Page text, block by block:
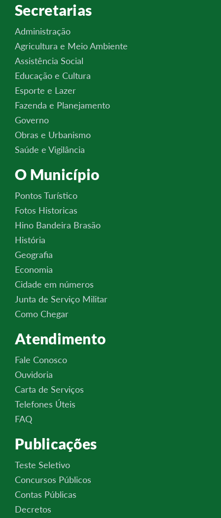
Secretarias
Administração
Agricultura e Meio Ambiente
Assistência Social
Educação e Cultura
Esporte e Lazer
Fazenda e Planejamento
Governo
Obras e Urbanismo
Saúde e Vigilância
O Município
Pontos Turístico
Fotos Historicas
Hino Bandeira Brasão
História
Geografia
Economia
Cidade em números
Junta de Serviço Militar
Como Chegar
Atendimento
Fale Conosco
Ouvidoria
Carta de Serviços
Telefones Úteis
FAQ
Publicações
Teste Seletivo
Concursos Públicos
Contas Públicas
Decretos